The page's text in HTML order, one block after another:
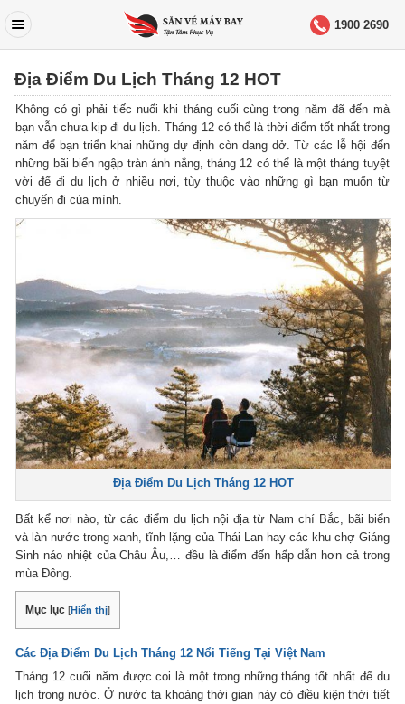
1900 2690
Địa Điểm Du Lịch Tháng 12 HOT
Không có gì phải tiếc nuối khi tháng cuối cùng trong năm đã đến mà
bạn vẫn chưa kịp đi du lịch. Tháng 12 có thể là thời điểm tốt nhất trong
năm để bạn triển khai những dự định còn dang dở. Từ các lễ hội đến
những bãi biển ngập tràn ánh nắng, tháng 12 có thể là một tháng tuyệt
vời để đi du lịch ở nhiều nơi, tùy thuộc vào những gì bạn muốn từ
chuyến đi của mình.
Địa Điểm Du Lịch Tháng 12 HOT
Bất kể nơi nào, từ các điểm du lịch nội địa từ Nam chí Bắc, bãi biển
và làn nước trong xanh, tĩnh lặng của Thái Lan hay các khu chợ Giáng
Sinh náo nhiệt của Châu Âu,… đều là điểm đến hấp dẫn hơn cả trong
mùa Đông.
Mục lục [Hiển thị]
Các Địa Điểm Du Lịch Tháng 12 Nổi Tiếng Tại Việt Nam
Tháng 12 cuối năm được coi là một trong những tháng tốt nhất để du
lịch trong nước. Ở nước ta khoảng thời gian này có điều kiện thời tiết